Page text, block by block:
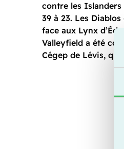
contre les
39 à 23. Les
face aux Lynx
Valleyfield a été
Cégep de Lévis, qui